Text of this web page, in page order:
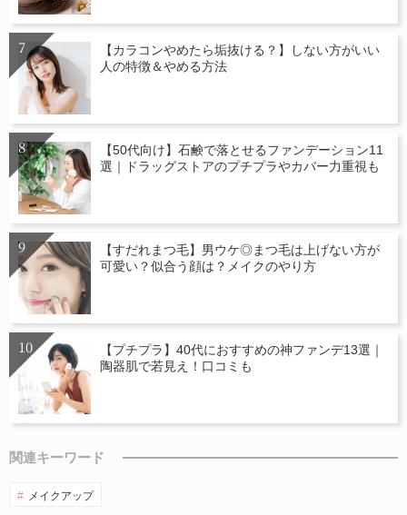
【カラコンやめたら垢抜ける？】しない方がいい
人の特徴＆やめる方法
【50代向け】石鹸で落とせるファンデーション11
選｜ドラッグストアのプチプラやカバー力重視も
【すだれまつ毛】男ウケ◎まつ毛は上げない方が
可愛い？似合う顔は？メイクのやり方
【プチプラ】40代におすすめの神ファンデ13選｜
陶器肌で若見え！口コミも
関連キーワード
メイクアップ